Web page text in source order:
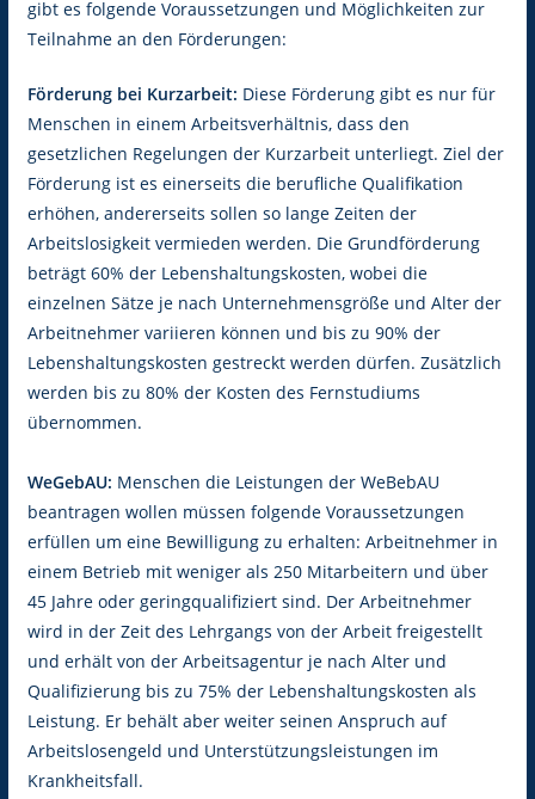
gibt es folgende Voraussetzungen und Möglichkeiten zur
Teilnahme an den Förderungen:
Förderung bei Kurzarbeit: Diese Förderung gibt es nur für
Menschen in einem Arbeitsverhältnis, dass den
gesetzlichen Regelungen der Kurzarbeit unterliegt. Ziel der
Förderung ist es einerseits die berufliche Qualifikation
erhöhen, andererseits sollen so lange Zeiten der
Arbeitslosigkeit vermieden werden. Die Grundförderung
beträgt 60% der Lebenshaltungskosten, wobei die
einzelnen Sätze je nach Unternehmensgröße und Alter der
Arbeitnehmer variieren können und bis zu 90% der
Lebenshaltungskosten gestreckt werden dürfen. Zusätzlich
werden bis zu 80% der Kosten des Fernstudiums
übernommen.
WeGebAU: Menschen die Leistungen der WeBebAU
beantragen wollen müssen folgende Voraussetzungen
erfüllen um eine Bewilligung zu erhalten: Arbeitnehmer in
einem Betrieb mit weniger als 250 Mitarbeitern und über
45 Jahre oder geringqualifiziert sind. Der Arbeitnehmer
wird in der Zeit des Lehrgangs von der Arbeit freigestellt
und erhält von der Arbeitsagentur je nach Alter und
Qualifizierung bis zu 75% der Lebenshaltungskosten als
Leistung. Er behält aber weiter seinen Anspruch auf
Arbeitslosengeld und Unterstützungsleistungen im
Krankheitsfall.